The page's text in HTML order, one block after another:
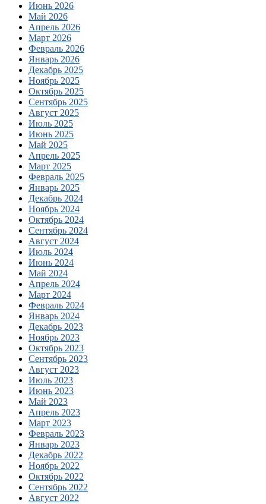
Июнь 2026
Май 2026
Апрель 2026
Март 2026
Февраль 2026
Январь 2026
Декабрь 2025
Ноябрь 2025
Октябрь 2025
Сентябрь 2025
Август 2025
Июль 2025
Июнь 2025
Май 2025
Апрель 2025
Март 2025
Февраль 2025
Январь 2025
Декабрь 2024
Ноябрь 2024
Октябрь 2024
Сентябрь 2024
Август 2024
Июль 2024
Июнь 2024
Май 2024
Апрель 2024
Март 2024
Февраль 2024
Январь 2024
Декабрь 2023
Ноябрь 2023
Октябрь 2023
Сентябрь 2023
Август 2023
Июль 2023
Июнь 2023
Май 2023
Апрель 2023
Март 2023
Февраль 2023
Январь 2023
Декабрь 2022
Ноябрь 2022
Октябрь 2022
Сентябрь 2022
Август 2022